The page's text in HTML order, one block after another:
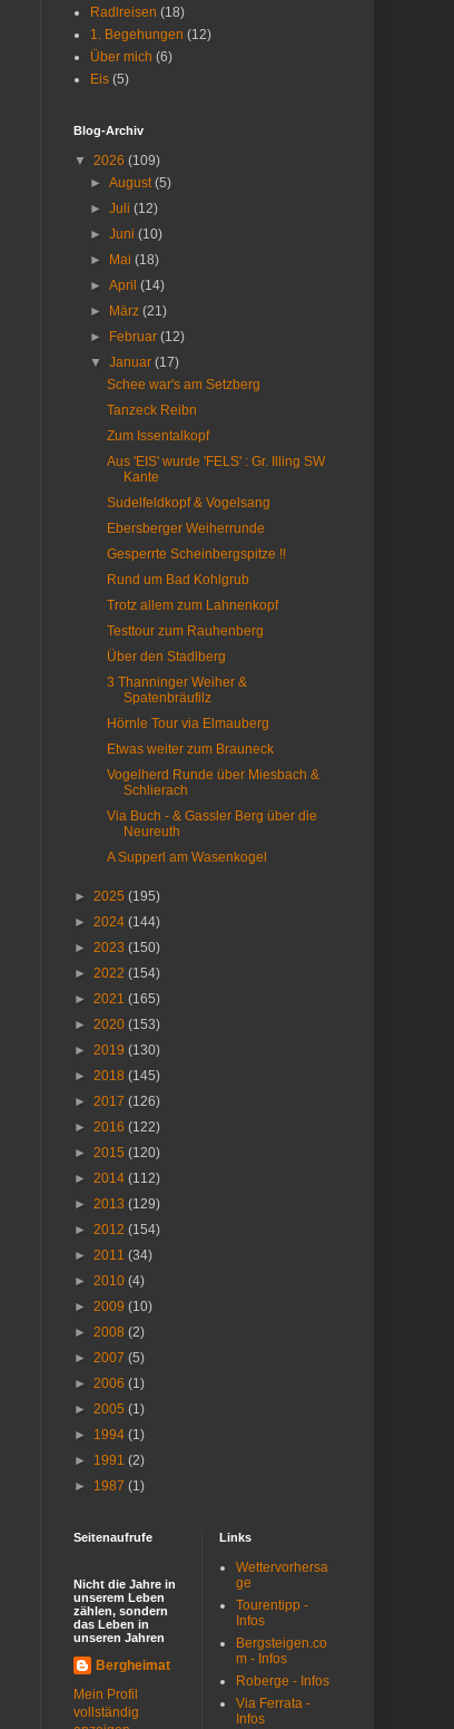
Radlreisen (18)
1. Begehungen (12)
Über mich (6)
Eis (5)
Blog-Archiv
▼ 2026 (109)
►August(5)
►Juli(12)
►Juni(10)
►
Mai(18)
►April(14)
►
März(21)
►
Februar(12)
▼Januar(17)
Schee war's am Setzberg
Tanzeck Reibn
Zum Issentalkopf
Aus 'EIS' wurde 'FELS' : Gr. Illing SW
Kante
Sudelfeldkopf & Vogelsang
Ebersberger Weiherrunde
Gesperrte Scheinbergspitze !!
Rund um Bad Kohlgrub
Trotz allem zum Lahnenkopf
Testtour zum Rauhenberg
Über den Stadlberg
3 Thanninger Weiher &
Spatenbräufilz
Hörnle Tour via Elmauberg
Etwas weiter zum Brauneck
Vogelherd Runde über Miesbach &
Schlierach
Via Buch - & Gassler Berg über die
Neureuth
A Supperl am Wasenkogel
► 2025 (195)
► 2024 (144)
► 2023 (150)
► 2022 (154)
► 2021 (165)
► 2020 (153)
► 2019 (130)
► 2018 (145)
► 2017 (126)
► 2016 (122)
► 2015 (120)
► 2014 (112)
► 2013 (129)
► 2012 (154)
► 2011 (34)
► 2010 (4)
► 2009 (10)
► 2008 (2)
► 2007 (5)
► 2006 (1)
► 2005 (1)
► 1994 (1)
► 1991 (2)
► 1987 (1)
Seitenaufrufe
Nicht die Jahre in
unserem Leben
zählen, sondern
das Leben in
unseren Jahren
Bergheimat
Mein Profil
vollständig
Links
Wettervorhersa
ge
Tourentipp -
Infos
Bergsteigen.co
m - Infos
Roberge - Infos
Via Ferrata -
Infos